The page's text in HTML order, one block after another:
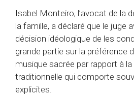
Isabel Monteiro, l’avocat de la
la famille, a déclaré que le juge
décision idéologique de les
grande partie sur la préférence
musique sacrée par rapport à
traditionnelle qui comporte
explicites.